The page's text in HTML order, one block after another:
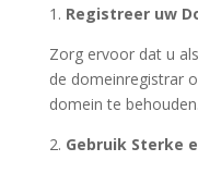
1. Registreer uw
Zorg ervoor dat u
de domeinregistrar
domein te behouden.
2. Gebruik Sterke